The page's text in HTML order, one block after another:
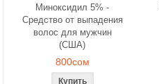
Миноксидил 5% -
Средство от выпадения
волос для мужчин
(США)
800сом